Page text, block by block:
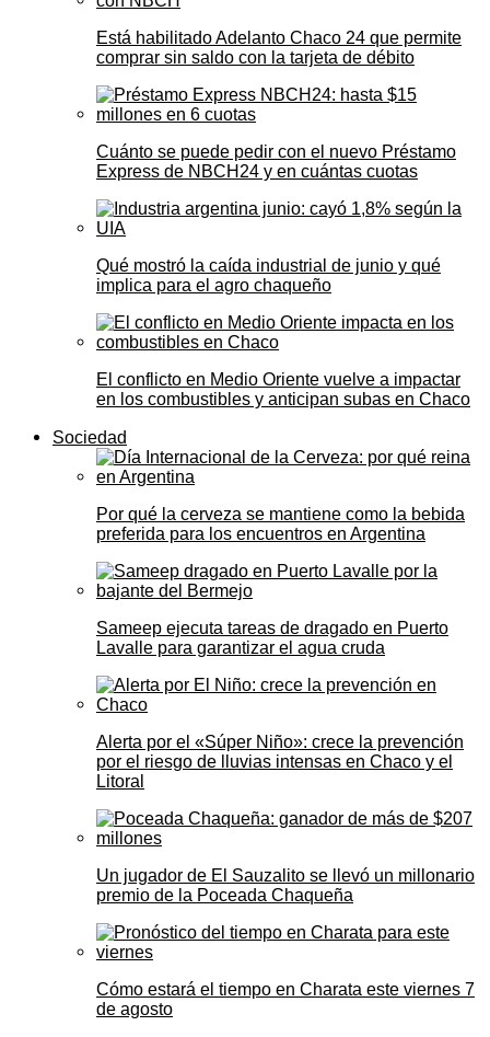
Está habilitado Adelanto Chaco 24 que permite
comprar sin saldo con la tarjeta de débito
Cuánto se puede pedir con el nuevo Préstamo
Express de NBCH24 y en cuántas cuotas
Qué mostró la caída industrial de junio y qué
implica para el agro chaqueño
El conflicto en Medio Oriente vuelve a impactar
en los combustibles y anticipan subas en Chaco
Sociedad
Por qué la cerveza se mantiene como la bebida
preferida para los encuentros en Argentina
Sameep ejecuta tareas de dragado en Puerto
Lavalle para garantizar el agua cruda
Alerta por el «Súper Niño»: crece la prevención
por el riesgo de lluvias intensas en Chaco y el
Litoral
Un jugador de El Sauzalito se llevó un millonario
premio de la Poceada Chaqueña
Cómo estará el tiempo en Charata este viernes 7
de agosto